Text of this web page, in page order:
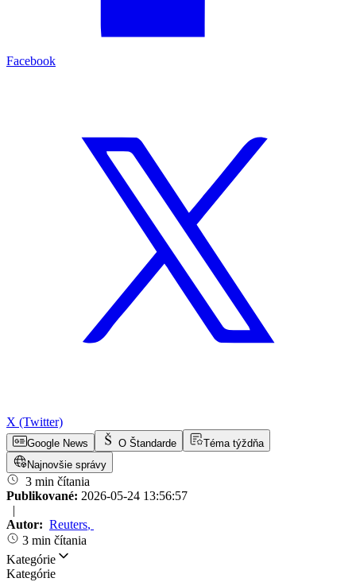
Facebook
X (Twitter)
Google News O Štandarde
Téma týždňa
Najnovšie správy
3 min čítania
Publikované: 2026-05-24 13:56:57
|
Autor: Reuters,
3 min čítania
Kategórie
Kategórie